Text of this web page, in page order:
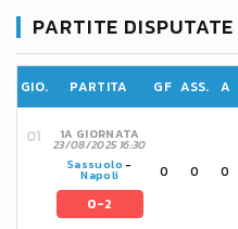
PARTITE DISPUTATE
GIO. PARTITA GF ASS. A
1A GIORNATA
23/08/2025 16:30
Sassuolo -
Napoli
0-2
0 0 0